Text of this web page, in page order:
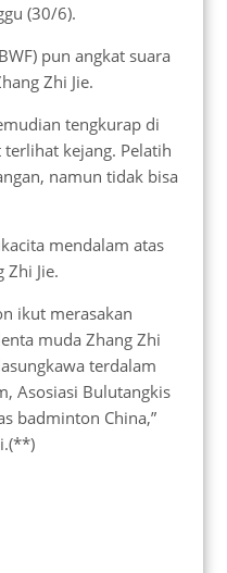
(30/6).
pun angkat suara
Zhi Jie.
tengkurap di
kejang. Pelatih
namun tidak bisa
mendalam atas
Zhi Jie.
ikut merasakan
muda Zhang Zhi
terdalam
Asosiasi Bulutangkis
badminton China,”